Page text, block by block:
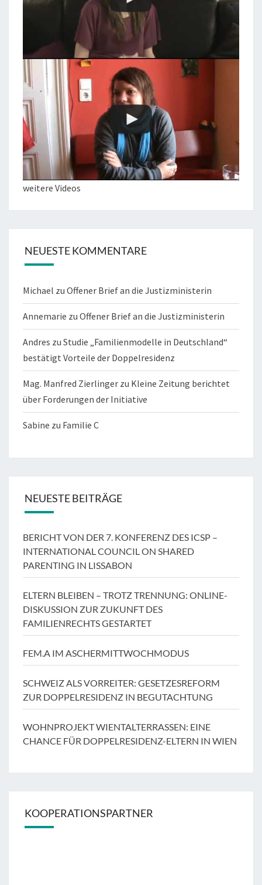
weitere Videos
NEUESTE KOMMENTARE
Michael zu Offener Brief an die Justizministerin
Annemarie zu Offener Brief an die Justizministerin
Andres zu Studie „Familienmodelle in Deutschland“
bestätigt Vorteile der Doppelresidenz
Mag. Manfred Zierlinger zu Kleine Zeitung berichtet
über Forderungen der Initiative
Sabine zu Familie C
NEUESTE BEITRÄGE
BERICHT VON DER 7. KONFERENZ DES ICSP –
INTERNATIONAL COUNCIL ON SHARED
PARENTING IN LISSABON
ELTERN BLEIBEN – TROTZ TRENNUNG: ONLINE-
DISKUSSION ZUR ZUKUNFT DES
FAMILIENRECHTS GESTARTET
FEM.A IM ASCHERMITTWOCHMODUS
SCHWEIZ ALS VORREITER: GESETZESREFORM
ZUR DOPPELRESIDENZ IN BEGUTACHTUNG
WOHNPROJEKT WIENTALTERRASSEN: EINE
CHANCE FÜR DOPPELRESIDENZ-ELTERN IN WIEN
KOOPERATIONSPARTNER